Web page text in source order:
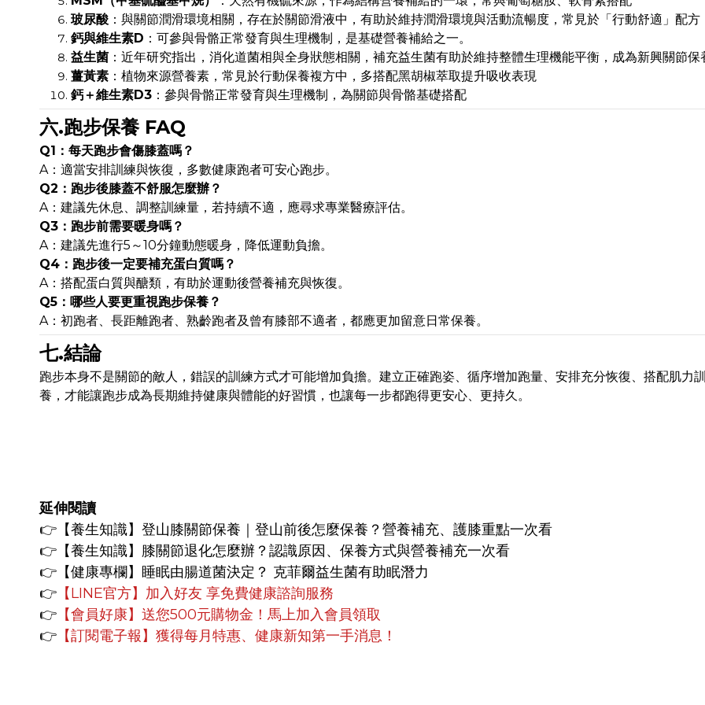
玻尿酸 ：與關節潤滑環境相關，存在於關節滑液中，有助於維持潤滑環境與活動流暢度，常見於「行動舒適」配方
鈣與維生素D ：可參與骨骼正常發育與生理機制，是基礎營養補給之一。
益生菌 ：近年研究指出，消化道菌相與全身狀態相關，補充益生菌有助於維持整體生理機能平衡，成為新興關節保
薑黃素 ：植物來源營養素，常見於行動保養複方中，多搭配黑胡椒萃取提升吸收表現
鈣＋維生素D3 ：參與骨骼正常發育與生理機制，為關節與骨骼基礎搭配
六.跑步保養 FAQ
Q1：每天跑步會傷膝蓋嗎？
A：適當安排訓練與恢復，多數健康跑者可安心跑步。
Q2：跑步後膝蓋不舒服怎麼辦？
A：建議先休息、調整訓練量，若持續不適，應尋求專業醫療評估。
Q3：跑步前需要暖身嗎？
A：建議先進行5～10分鐘動態暖身，降低運動負擔。
Q4：跑步後一定要補充蛋白質嗎？
A：搭配蛋白質與醣類，有助於運動後營養補充與恢復。
Q5：哪些人要更重視跑步保養？
A：初跑者、長距離跑者、熟齡跑者及曾有膝部不適者，都應更加留意日常保養。
七.結論
跑步本身不是關節的敵人，錯誤的訓練方式才可能增加負擔。建立正確跑姿、循序增加跑量、安排充分恢復、搭配肌力
養，才能讓跑步成為長期維持健康與體能的好習慣，也讓每一步都跑得更安心、更持久。
延伸閱讀
👉 【養生知識】 登山膝關節保養｜登山前後怎麼保養？營養補充、護膝重點一次看
👉 【養生知識】 膝關節退化怎麼辦？認識原因、保養方式與營養補充一次看
👉【健康專欄】 睡眠由腸道菌決定？ 克菲爾益生菌有助眠潛力
👉 【LINE官方】 加入好友 享免費健康諮詢服務
👉 【會員好康】 送您500元購物金！馬上加入會員領取
👉 【訂閱電子報】獲得每月特惠、健康新知第一手消息！